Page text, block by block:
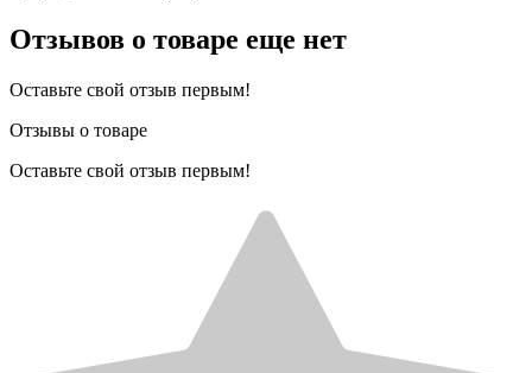
Отзывов о товаре еще нет
Оставьте свой отзыв первым!
Отзывы о товаре
Оставьте свой отзыв первым!